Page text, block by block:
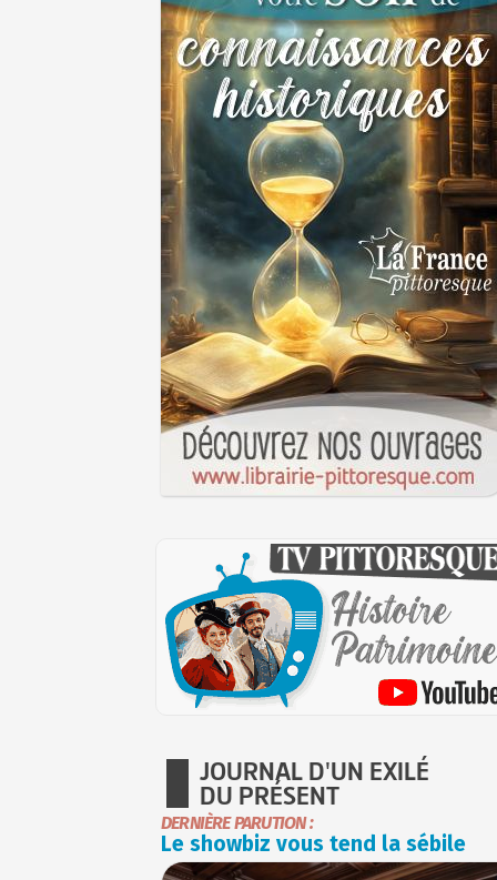
JOURNAL D'UN EXILÉ
DU PRÉSENT
DERNIÈRE PARUTION :
Le showbiz vous tend la sébile